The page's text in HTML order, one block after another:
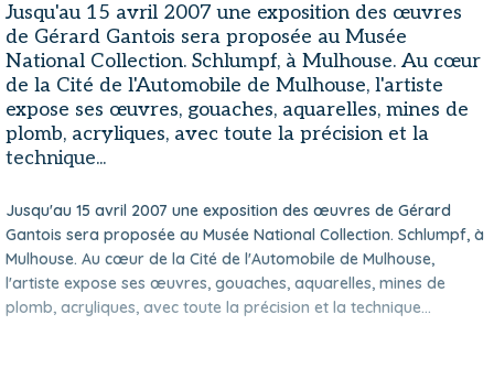
Jusqu'au 15 avril 2007 une exposition des œuvres
de Gérard Gantois sera proposée au Musée
National Collection. Schlumpf, à Mulhouse. Au cœur
de la Cité de l'Automobile de Mulhouse, l'artiste
expose ses œuvres, gouaches, aquarelles, mines de
plomb, acryliques, avec toute la précision et la
technique...
Jusqu'au 15 avril 2007 une exposition des œuvres de Gérard
Gantois sera proposée au Musée National Collection. Schlumpf, à
Mulhouse. Au cœur de la Cité de l'Automobile de Mulhouse,
l'artiste expose ses œuvres, gouaches, aquarelles, mines de
plomb, acryliques, avec toute la précision et la technique...